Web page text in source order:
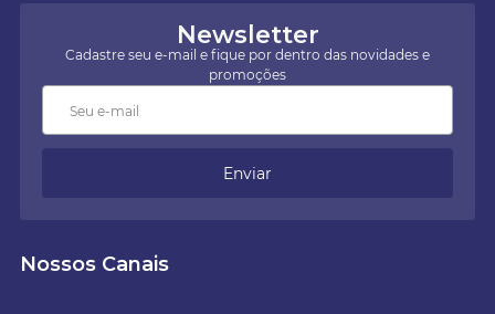
Newsletter
Cadastre seu e-mail e fique por dentro das novidades e
promoções
Enviar
Nossos Canais